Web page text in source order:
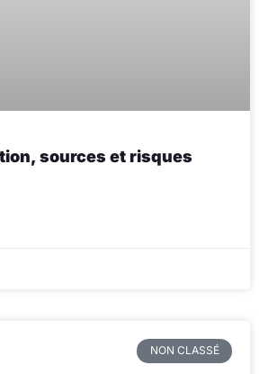
sources et risques
NON CLASSÉ